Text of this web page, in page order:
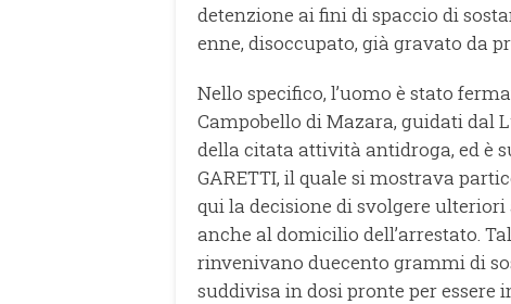
detenzione ai fini di spaccio di
enne, disoccupato, già gravato da
Nello specifico, l’uomo è stato
Campobello di Mazara, guidati dal
della citata attività antidroga, ed è
GARETTI, il quale si mostrava
qui la decisione di svolgere
anche al domicilio dell’arrestato.
rinvenivano duecento grammi di
suddivisa in dosi pronte per essere